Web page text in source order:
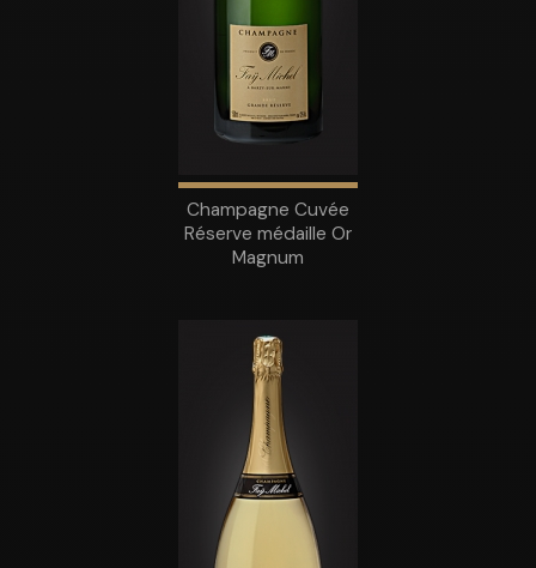
Champagne Cuvée
Réserve médaille Or
Magnum